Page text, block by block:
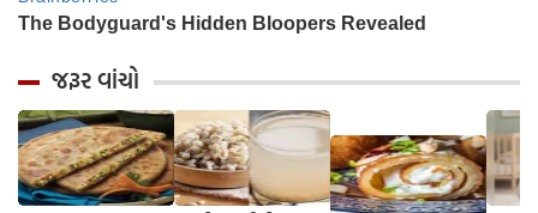
જરૂર વાંચો